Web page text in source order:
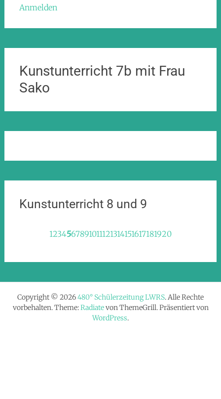
Anmelden
Kunstunterricht 7b mit Frau
Sako
Kunstunterricht 8 und 9
1234567891011121314151617181920
Copyright © 2026480° Schülerzeitung LWRS. Alle Rechte
vorbehalten. Theme:Radiatevon ThemeGrill. Präsentiert von
WordPress.